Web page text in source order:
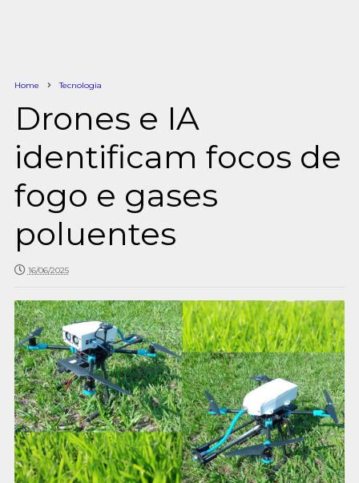
Home Tecnologia
Drones e IA
identificam focos de
fogo e gases
poluentes
16/06/2025